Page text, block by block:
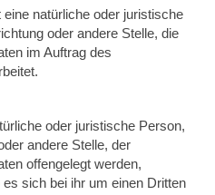
natürliche oder juristische
oder andere Stelle, die
im Auftrag des
oder juristische Person,
andere Stelle, der
offengelegt werden,
sich bei ihr um einen Dritten